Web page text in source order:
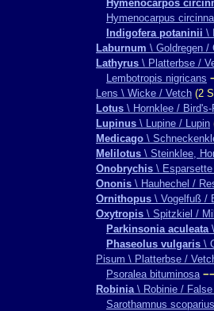
Hymenocarpos
Hymenocarpus
Indigofera potaninii \
Laburnum \ Goldregen /
Lathyrus \ Platterbse /
Lembotropis nigricans
Lens \ Wicke / Vetch (2
Lotus \ Hornklee / Bird's-
Lupinus \ Lupine / Lupin
Medicago \
Melilotus \ Steinklee,
Onobrychis \
Ononis \ Hauhechel /
Ornithopus \ Vogelfuß /
Oxytropis \ Spitzkiel /
Parkinsonia aculeata\
Phaseolus vulgaris \
Pisum \ Platterbse /
Psoralea bituminosa
Robinia\ Robinie / False
Sarothamnus scoparius